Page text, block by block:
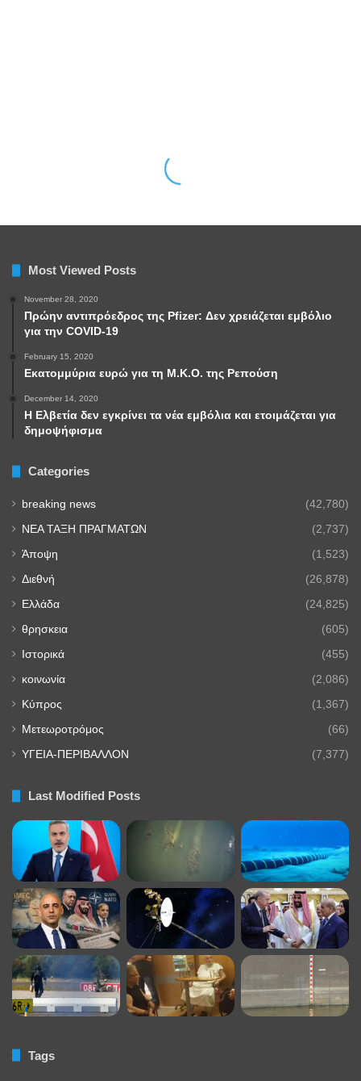
Most Viewed Posts
November 28, 2020
Πρώην αντιπρόεδρος της Pfizer: Δεν χρειάζεται εμβόλιο
για την COVID-19
February 15, 2020
Εκατομμύρια ευρώ για τη Μ.Κ.Ο. της Ρεπούση
December 14, 2020
Η Ελβετία δεν εγκρίνει τα νέα εμβόλια και ετοιμάζεται για
δημοψήφισμα
Categories
breaking news (42,780)
NEA TAΞΗ ΠΡΑΓΜΑΤΩΝ (2,737)
Άποψη (1,523)
Διεθνή (26,878)
Ελλάδα (24,825)
θρησκεια (605)
Ιστορικά (455)
κοινωνία (2,086)
Κύπρος (1,367)
Μετεωροτρόμος (66)
ΥΓΕΙΑ-ΠΕΡΙΒΑΛΛΟΝ (7,377)
Last Modified Posts
Tags